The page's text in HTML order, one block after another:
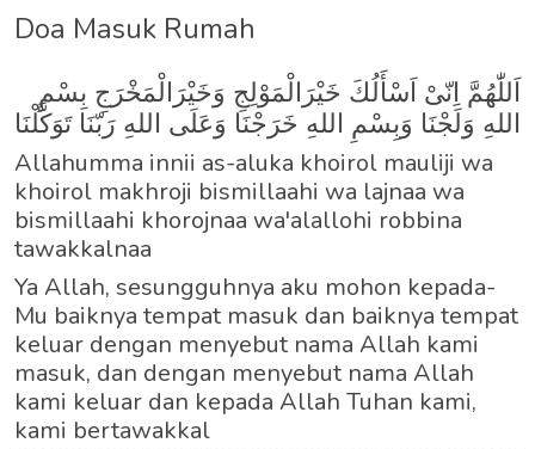
Doa Masuk Rumah
اَللّٰهُمَّ اِنّىْ اَسْأَلُكَ خَيْرَالْمَوْلِجِ وَخَيْرَالْمَخْرَجِ بِسْمِ
اللهِ وَلَجْنَا وَبِسْمِ اللهِ خَرَجْنَا وَعَلَى اللهِ رَبّنَا تَوَكَّلْنَا
Allahumma innii as-aluka khoirol mauliji wa
khoirol makhroji bismillaahi wa lajnaa wa
bismillaahi khorojnaa wa'alallohi robbina
tawakkalnaa
Ya Allah, sesungguhnya aku mohon kepada-
Mu baiknya tempat masuk dan baiknya tempat
keluar dengan menyebut nama Allah kami
masuk, dan dengan menyebut nama Allah
kami keluar dan kepada Allah Tuhan kami,
kami bertawakkal